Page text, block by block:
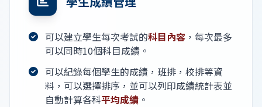
可以建立學生每次考試的科目內容 ，每次最多
可以同時10個科目成績。
可以紀錄每個學生的成績，班排，校排等資
料，可以選擇排序，並可以列印成績統計表並
自動計算各科平均成績 。